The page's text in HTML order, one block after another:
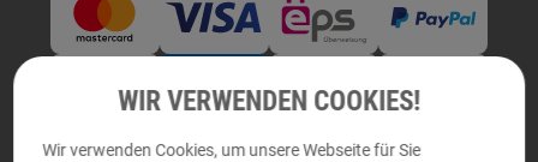
WIR VERWENDEN COOKIES!
Wir verwenden Cookies, um unsere Webseite für Sie